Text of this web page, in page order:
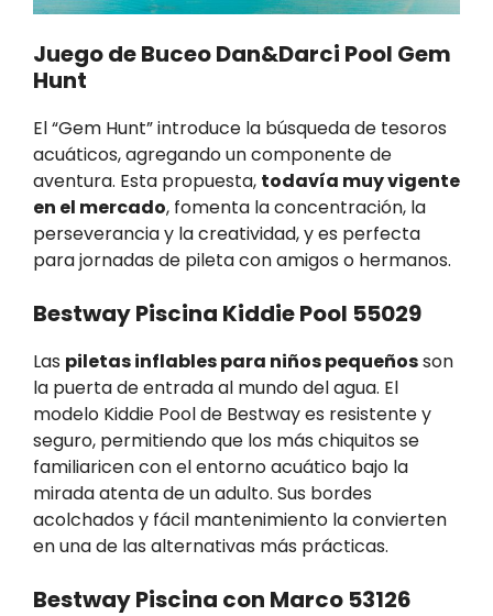
Juego de Buceo Dan&Darci Pool Gem
Hunt
El “Gem Hunt” introduce la búsqueda de tesoros
acuáticos, agregando un componente de
aventura. Esta propuesta, todavía muy vigente
en el mercado, fomenta la concentración, la
perseverancia y la creatividad, y es perfecta
para jornadas de pileta con amigos o hermanos.
Bestway Piscina Kiddie Pool 55029
Las piletas inflables para niños pequeñosson
la puerta de entrada al mundo del agua. El
modelo Kiddie Pool de Bestway es resistente y
seguro, permitiendo que los más chiquitos se
familiaricen con el entorno acuático bajo la
mirada atenta de un adulto. Sus bordes
acolchados y fácil mantenimiento la convierten
en una de las alternativas más prácticas.
Bestway Piscina con Marco 53126